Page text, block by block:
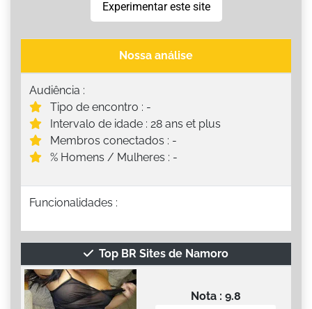
Experimentar este site
Nossa análise
Audiência :
Tipo de encontro : -
Intervalo de idade : 28 ans et plus
Membros conectados : -
% Homens / Mulheres : -
Funcionalidades :
Top BR Sites de Namoro
Nota : 9.8